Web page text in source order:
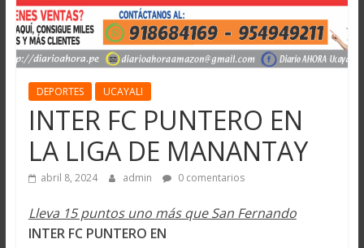
DEPORTES UCAYALI
INTER FC PUNTERO EN
LA LIGA DE MANANTAY
abril 8, 2024 admin 0 comentarios
Lleva 15 puntos uno más que San Fernando
INTER FC PUNTERO EN